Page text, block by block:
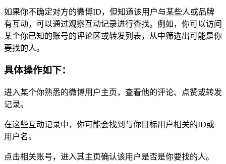
如果你不确定对方的微博ID，但知道该用户与某些人或品牌
有互动，可以通过观察互动记录进行查找。例如，你可以访问
某个你已知的账号的评论区或转发列表，从中筛选出可能是你
要找的人。
具体操作如下：
进入某个你熟悉的微博用户主页，查看他的评论、点赞或转发
记录。
在这些互动记录中，你可能会找到与你目标用户相关的ID或
用户名。
点击相关账号，进入其主页确认该用户是否是你要找的人。